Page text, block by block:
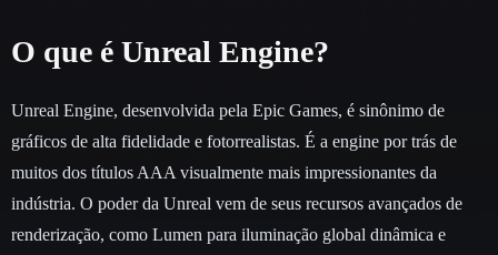
O que é Unreal Engine?
Unreal Engine, desenvolvida pela Epic Games, é sinônimo de
gráficos de alta fidelidade e fotorrealistas. É a engine por trás de
muitos dos títulos AAA visualmente mais impressionantes da
indústria. O poder da Unreal vem de seus recursos avançados de
renderização, como Lumen para iluminação global dinâmica e